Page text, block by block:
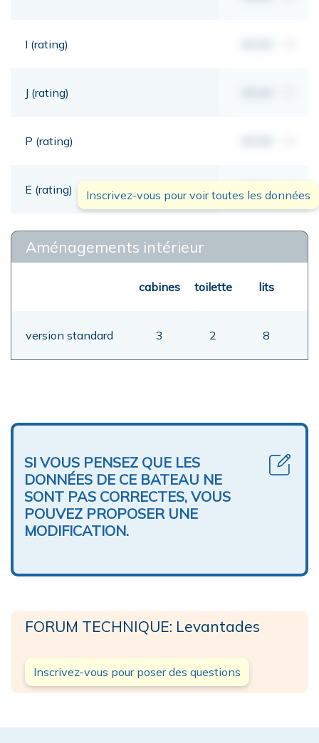
I (rating)
J (rating)
P (rating)
E (rating) 00,00
Inscrivez-vous pour voir toutes les données
Aménagements intérieur
cabines toilette lits
version standard 3 2 8
SI VOUS PENSEZ QUE LES
DONNÉES DE CE BATEAU NE
SONT PAS CORRECTES, VOUS
POUVEZ PROPOSER UNE
MODIFICATION.
FORUM TECHNIQUE: Levantades
Inscrivez-vous pour poser des questions